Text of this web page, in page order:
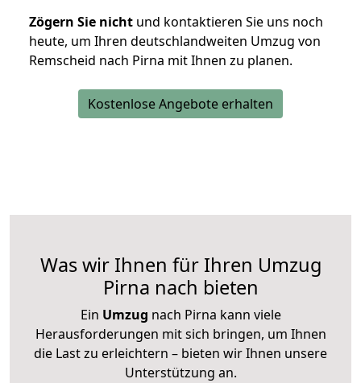
Zögern Sie nicht und kontaktieren Sie uns noch
heute, um Ihren deutschlandweiten Umzug von
Remscheid nach Pirna mit Ihnen zu planen.
Kostenlose Angebote erhalten
Was wir Ihnen für Ihren Umzug
Pirna nach bieten
Ein Umzug nach Pirna kann viele
Herausforderungen mit sich bringen, um Ihnen
die Last zu erleichtern – bieten wir Ihnen unsere
Unterstützung an.